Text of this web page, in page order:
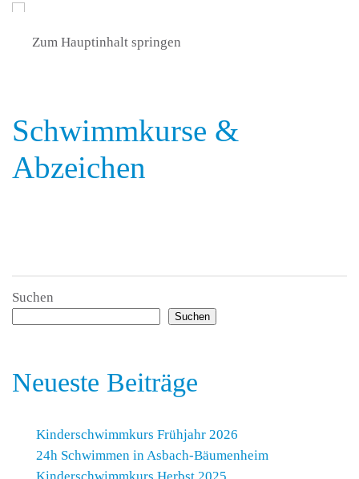
Zum Hauptinhalt springen
Schwimmkurse &
Abzeichen
Suchen
Suchen
Neueste Beiträge
Kinderschwimmkurs Frühjahr 2026
24h Schwimmen in Asbach-Bäumenheim